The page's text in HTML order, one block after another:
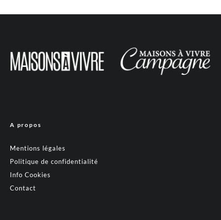
A propos
Mentions légales
Politique de confidentialité
Info Cookies
Contact